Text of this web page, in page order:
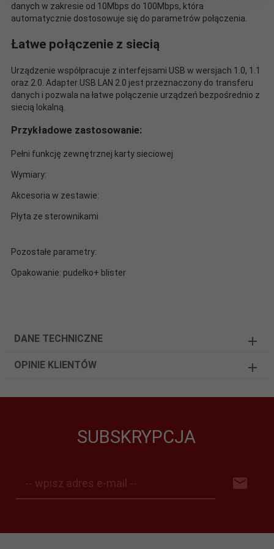
danych w zakresie od 10Mbps do 100Mbps, która
automatycznie dostosowuje się do parametrów połączenia.
Łatwe połączenie z siecią
Urządzenie współpracuje z interfejsami USB w wersjach 1.0, 1.1
oraz 2.0. Adapter USB LAN 2.0 jest przeznaczony do transferu
danych i pozwala na łatwe połączenie urządzeń bezpośrednio z
siecią lokalną.
Przykładowe zastosowanie:
Pełni funkcję zewnętrznej karty sieciowej
Wymiary:
Akcesoria w zestawie:
Płyta ze sterownikami
Pozostałe parametry:
Opakowanie: pudełko+ blister
DANE TECHNICZNE
OPINIE KLIENTÓW
SUBSKRYPCJA
-- wpisz adres e-mail --